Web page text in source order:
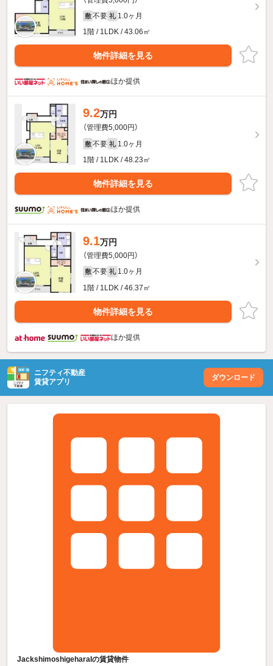
敷 不要 礼 1.0ヶ月
1階 / 1LDK / 43.06㎡
物件詳細を見る
ほか提供
9.2万円
（管理費5,000円）
敷 不要 礼 1.0ヶ月
1階 / 1LDK / 48.23㎡
物件詳細を見る
ほか提供
9.1万円
（管理費5,000円）
敷 不要 礼 1.0ヶ月
1階 / 1LDK / 46.37㎡
物件詳細を見る
ほか提供
ニフティ不動産
賃貸アプリ
ダウンロード
JackshimoshigeharaIの賃貸物件